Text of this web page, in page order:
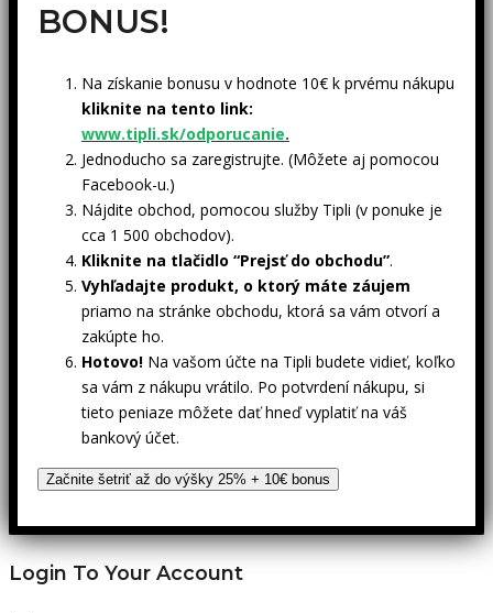
BONUS!
Na získanie bonusu v hodnote 10€ k prvému nákupu
kliknite na tento link:
www.tipli.sk/odporucanie.
Jednoducho sa zaregistrujte. (Môžete aj pomocou
Facebook-u.)
Nájdite obchod, pomocou služby Tipli (v ponuke je
cca 1 500 obchodov).
Kliknite na tlačidlo “Prejsť do obchodu”.
Vyhľadajte produkt, o ktorý máte záujem
priamo na stránke obchodu, ktorá sa vám otvorí a
zakúpte ho.
Hotovo! Na vašom účte na Tipli budete vidieť, koľko
sa vám z nákupu vrátilo. Po potvrdení nákupu, si
tieto peniaze môžete dať hneď vyplatiť na váš
bankový účet.
Začnite šetriť až do výšky 25% + 10€ bonus
Login To Your Account